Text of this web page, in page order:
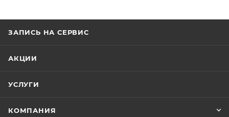
ЗАПИСЬ НА СЕРВИС
АКЦИИ
УСЛУГИ
КОМПАНИЯ